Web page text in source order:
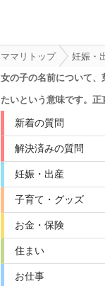
ママリトップ
妊娠・
女の子の名前について
たいという意味です。正
新着の質問
解決済みの質問
妊娠・出産
子育て・グッズ
お金・保険
住まい
お仕事